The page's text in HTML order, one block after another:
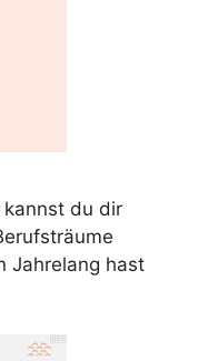
kannst du dir
Jahrelang hast